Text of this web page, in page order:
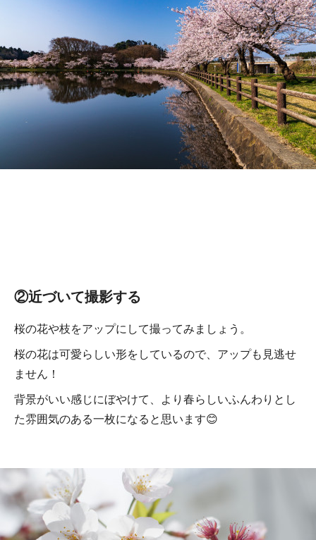
②近づいて撮影する
桜の花や枝をアップにして撮ってみましょう。
桜の花は可愛らしい形をしているので、アップも見逃せ
ません！
背景がいい感じにぼやけて、より春らしいふんわりとし
た雰囲気のある一枚になると思います😊